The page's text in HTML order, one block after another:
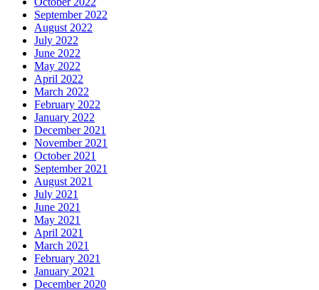
September 2022
August 2022
July 2022
June 2022
May 2022
April 2022
March 2022
February 2022
January 2022
December 2021
November 2021
October 2021
September 2021
August 2021
July 2021
June 2021
May 2021
April 2021
March 2021
February 2021
January 2021
December 2020